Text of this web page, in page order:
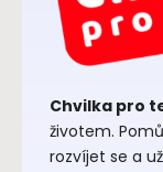
Chvilka pro
životem.
rozvíjet se a